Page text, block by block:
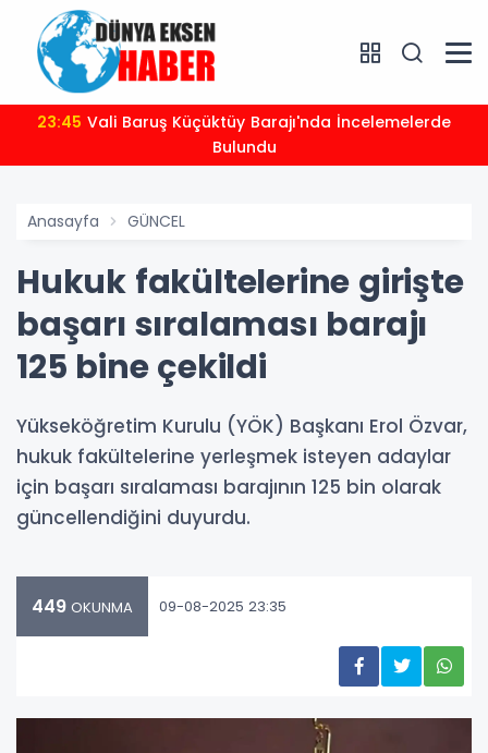
23:45
Bulundu
Anasayfa GÜNCEL
Hukuk fakültelerine girişte
başarı sıralaması barajı
125 bine çekildi
Yükseköğretim Kurulu (YÖK) Başkanı Erol Özvar,
hukuk fakültelerine yerleşmek isteyen adaylar
için başarı sıralaması barajının 125 bin olarak
güncellendiğini duyurdu.
449 OKUNMA 09-08-2025 23:35